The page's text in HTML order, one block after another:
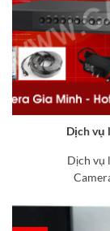
Dịch vụ
Dịch vụ